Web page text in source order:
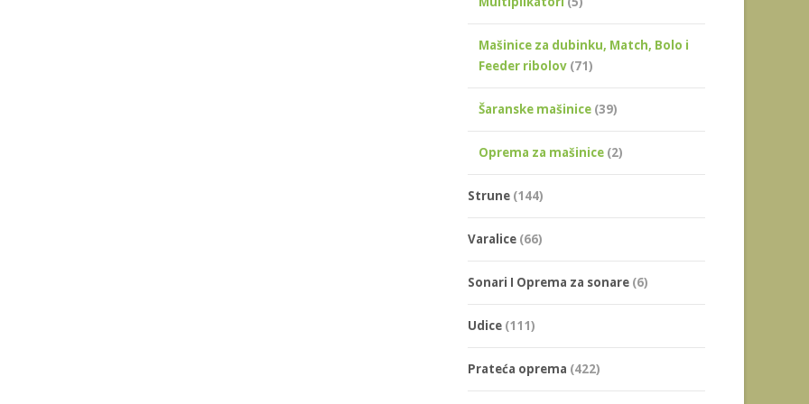
Mašinice za dubinku, Match, Bolo i
Feeder ribolov (71)
Šaranske mašinice (39)
Oprema za mašinice (2)
Strune (144)
Varalice (66)
Sonari I Oprema za sonare (6)
Udice (111)
Prateća oprema (422)